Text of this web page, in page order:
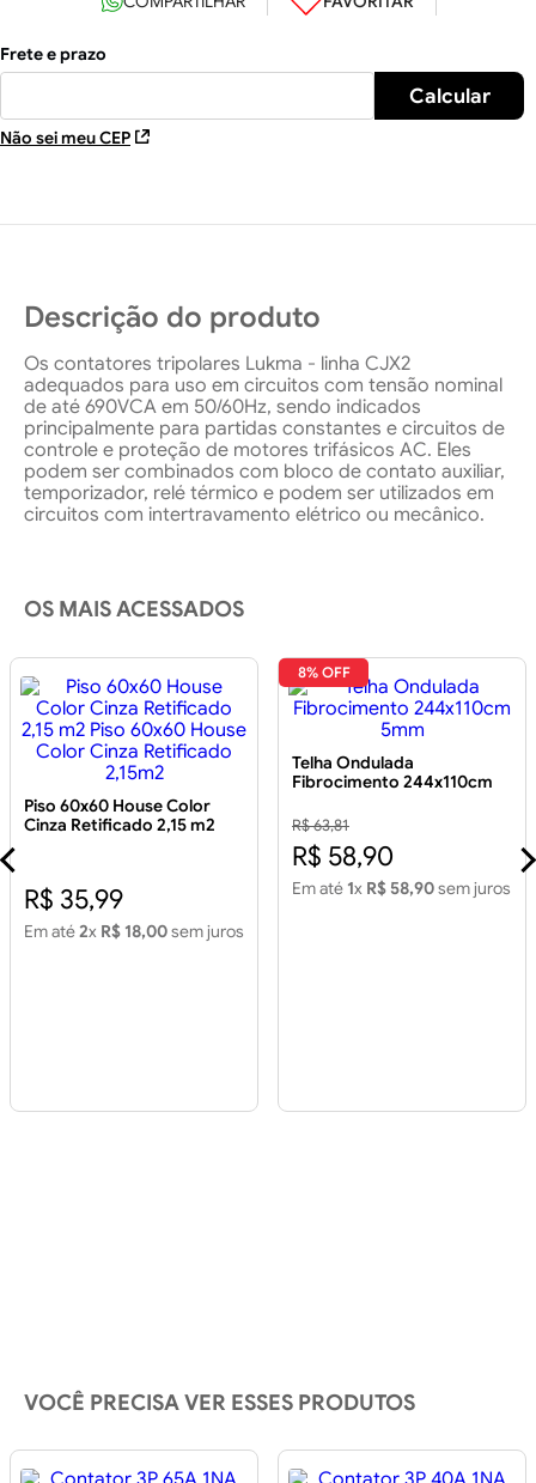
Não sei meu CEP
Descrição do produto
Os contatores tripolares Lukma - linha CJX2
adequados para uso em circuitos com tensão nominal
de até 690VCA em 50/60Hz, sendo indicados
principalmente para partidas constantes e circuitos de
controle e proteção de motores trifásicos AC. Eles
podem ser combinados com bloco de contato auxiliar,
temporizador, relé térmico e podem ser utilizados em
circuitos com intertravamento elétrico ou mecânico.
OS MAIS ACESSADOS
Piso 60x60 House Color
Cinza Retificado 2,15 m2
R$ 35,99
Em até2x R$ 18,00sem juros
8% OFF
Telha Ondulada
Fibrocimento 244x110cm
R$ 63,81
R$ 58,90
Em até 1x R$ 58,90sem juros
VOCÊ PRECISA VER ESSES PRODUTOS